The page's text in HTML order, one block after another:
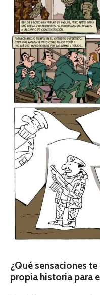
¿Qué sensaciones
propia historia para